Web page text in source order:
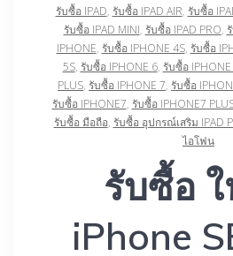
รับซื้อ IPAD, รับซื้อ IPAD AIR, รับซื้อ
รับซื้อ IPAD MINI, รับซื้อ IPAD PRO,
IPHONE, รับซื้อ IPHONE 4S, รับซื้อ
5S, รับซื้อ IPHONE 6, รับซื้อ IPHONE
PLUS, รับซื้อ IPHONE 7, รับซื้อ
รับซื้อ IPHONE7, รับซื้อ IPHONE7
รับซื้อ มือถือ, รับซื้อ อุปกรณ์เสริม IPAD
ไอโฟน
รับซื้อ
iPhone